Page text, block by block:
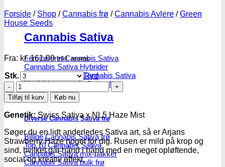
Cannabis Sativa
Feminiseret Cannabis Sativa
Cannabis Sativa Hybrider
Autoblomstrende Cannabis Sativa
Hurtigblomstrende Sativa
Diverse Cannabis Sativa frø
Billige Cannabis Sativa frø
Top 10 Cannabis Sativa
Cannabis Sativa mix-pakker
Cannabis Sativa bulk frø
Forside / Shop / Cannabis frø / Cannabis Avlere / Green
House Seeds
Fra: kr.161.00 Inkl. moms
Stk.
Ryd
Arjans
Strawberry
Haze
Fem.
cannabis
frø
-
Green
House
Tilføj til kurv Køb nu
Genetik: Swiss Sativa x NL5 Haze Mist
Søger du en lidt anderledes Sativa art, så er Arjans
Strawberry Haze noget for dig. Rusen er mild på krop og
sind, hvilket går hånd i hånd med en meget opløftende,
social og kreativ effekt.